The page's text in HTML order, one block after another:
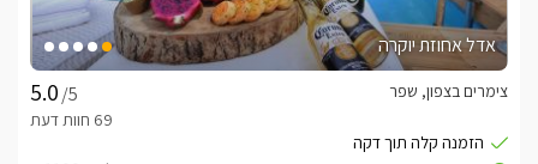
אדל אחוזת יוקרה
/5
צימרים בצפון, שפר